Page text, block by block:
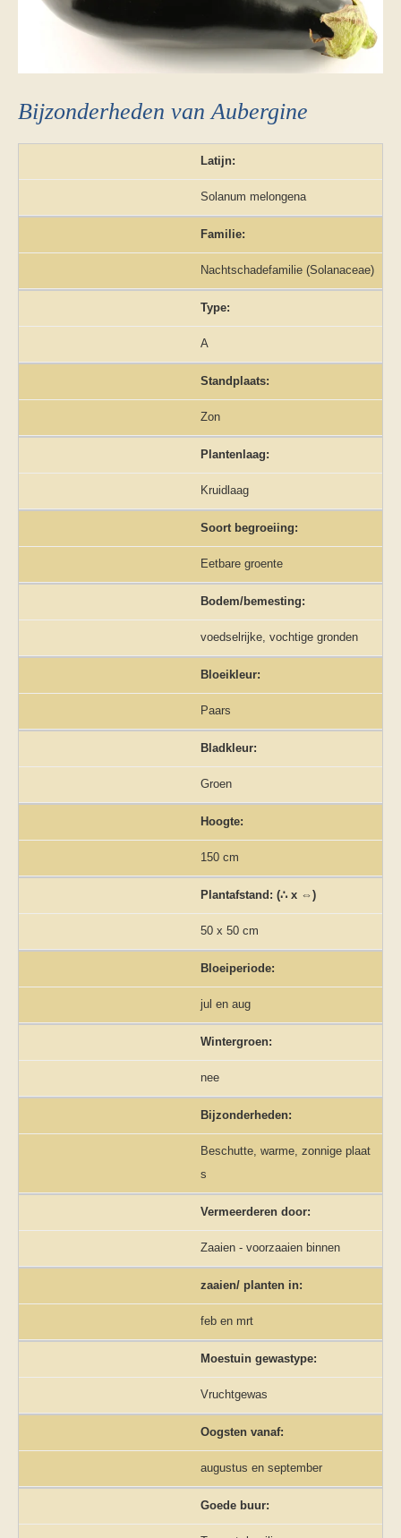
Bijzonderheden van Aubergine
Latijn:
Solanum melongena
Familie:
Nachtschadefamilie (Solanaceae)
Type:
A
Standplaats:
Zon
Plantenlaag:
Kruidlaag
Soort begroeiing:
Eetbare groente
Bodem/bemesting:
voedselrijke, vochtige gronden
Bloeikleur:
Paars
Bladkleur:
Groen
Hoogte:
150 cm
Plantafstand: (∴ x ⇔)
50 x 50 cm
Bloeiperiode:
jul en aug
Wintergroen:
nee
Bijzonderheden:
Beschutte, warme, zonnige plaat
s
Vermeerderen door:
Zaaien - voorzaaien binnen
zaaien/ planten in:
feb en mrt
Moestuin gewastype:
Vruchtgewas
Oogsten vanaf:
augustus en september
Goede buur: